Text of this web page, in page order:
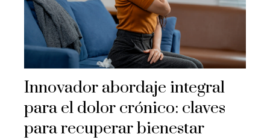
Innovador abordaje integral
para el dolor crónico: claves
para recuperar bienestar